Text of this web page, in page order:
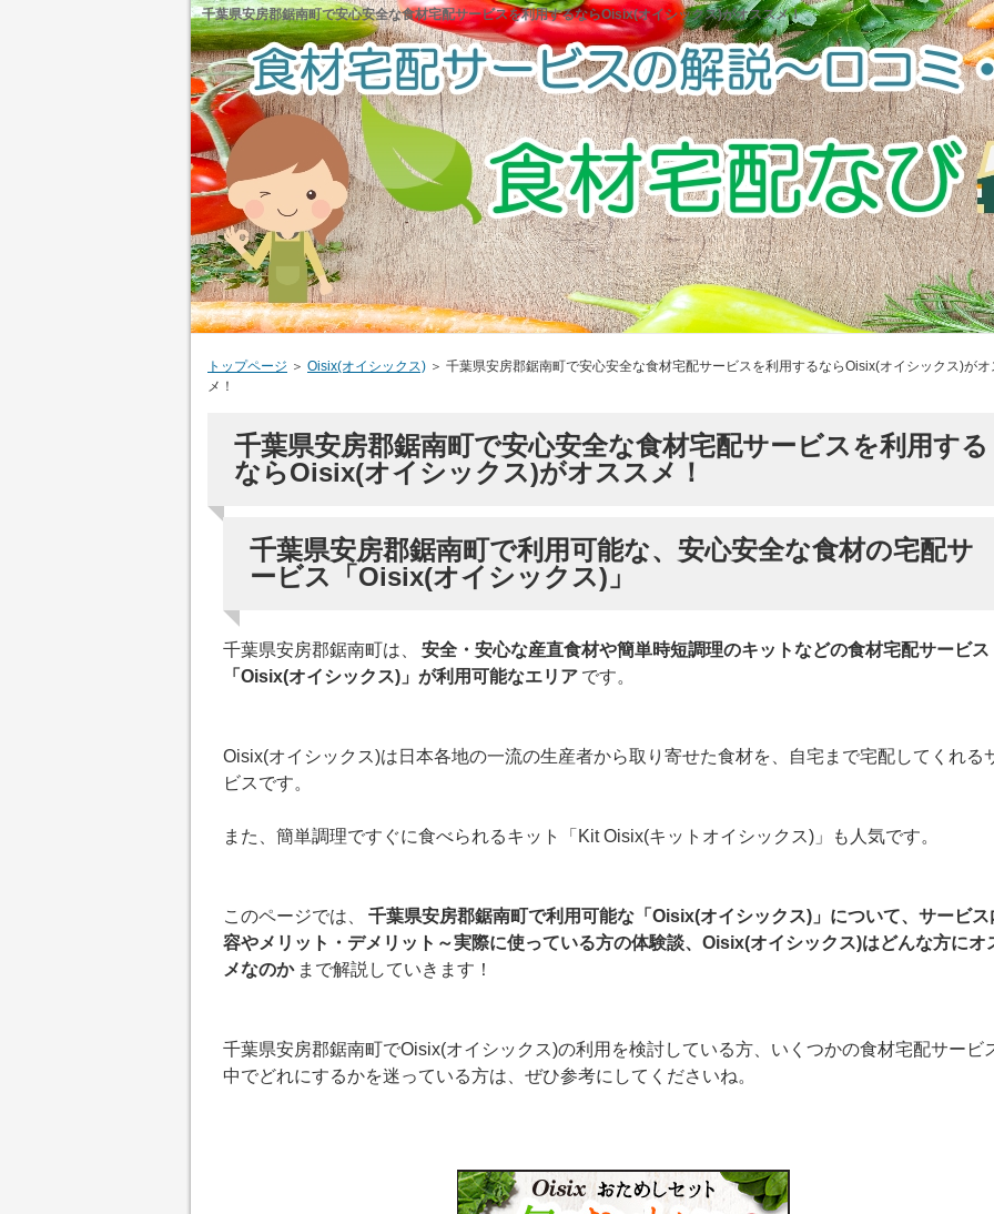
千葉県安房郡鋸南町で安心安全な食材宅配サービスを利用するならOisix(オイシックス)がオススメ！
トップページ ＞ Oisix(オイシックス) ＞ 千葉県安房郡鋸南町で安心安全な食材宅配サービスを利用するならOisix(オイシックス)がオ
メ！
千葉県安房郡鋸南町で安心安全な食材宅配サービスを利用する
ならOisix(オイシックス)がオススメ！
千葉県安房郡鋸南町で利用可能な、安心安全な食材の宅配サ
ービス「Oisix(オイシックス)」
千葉県安房郡鋸南町は、
安全・安心な産直食材や簡単時短調理のキットなどの食材宅配サービス
「Oisix(オイシックス)」が利用可能なエリア です。
Oisix(オイシックス)は日本各地の一流の生産者から取り寄せた食材を、自宅まで宅配してくれる
ビスです。
また、簡単調理ですぐに食べられるキット「Kit Oisix(キットオイシックス)」も人気です。
このページでは、
千葉県安房郡鋸南町で利用可能な「Oisix(オイシックス)」について、サービス
容やメリット・デメリット～実際に使っている方の体験談、Oisix(オイシックス)はどんな方にオ
メなのか まで解説していきます！
千葉県安房郡鋸南町でOisix(オイシックス)の利用を検討している方、いくつかの食材宅配サービ
中でどれにするかを迷っている方は、ぜひ参考にしてくださいね。